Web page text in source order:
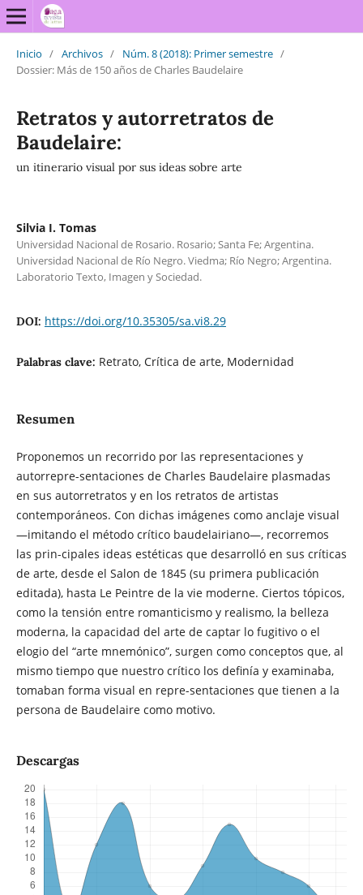
Inicio / Archivos / Núm. 8 (2018): Primer semestre /
Dossier: Más de 150 años de Charles Baudelaire
Retratos y autorretratos de
Baudelaire:
un itinerario visual por sus ideas sobre arte
Silvia I. Tomas
Universidad Nacional de Rosario. Rosario; Santa Fe; Argentina.
Universidad Nacional de Río Negro. Viedma; Río Negro; Argentina.
Laboratorio Texto, Imagen y Sociedad.
DOI: https://doi.org/10.35305/sa.vi8.29
Palabras clave: Retrato, Crítica de arte, Modernidad
Resumen
Proponemos un recorrido por las representaciones y
autorrepre-sentaciones de Charles Baudelaire plasmadas
en sus autorretratos y en los retratos de artistas
contemporáneos. Con dichas imágenes como anclaje visual
—imitando el método crítico baudelairiano—, recorremos
las prin-cipales ideas estéticas que desarrolló en sus críticas
de arte, desde el Salon de 1845 (su primera publicación
editada), hasta Le Peintre de la vie moderne. Ciertos tópicos,
como la tensión entre romanticismo y realismo, la belleza
moderna, la capacidad del arte de captar lo fugitivo o el
elogio del “arte mnemónico”, surgen como conceptos que, al
mismo tiempo que nuestro crítico los definía y examinaba,
tomaban forma visual en repre-sentaciones que tienen a la
persona de Baudelaire como motivo.
Descargas